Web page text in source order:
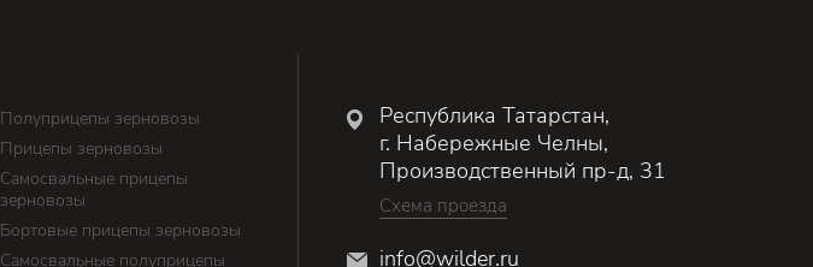
Полуприцепы зерновозы
Прицепы зерновозы
Самосвальные прицепы
зерновозы
Бортовые прицепы зерновозы
Самосвальные полуприцепы
Республика Татарстан,
г. Набережные Челны,
Производственный пр-д, 31
Схема проезда
info@wilder.ru